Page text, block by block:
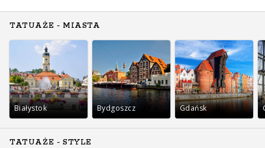
TATUAŻE - MIASTA
Białystok Bydgoszcz Gdańsk
TATUAŻE - STYLE